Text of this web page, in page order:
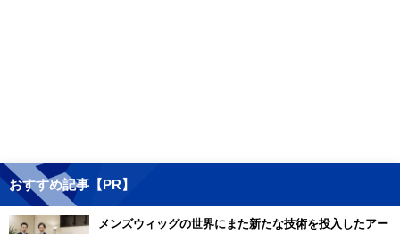
おすすめ記事【PR】
メンズウィッグの世界にまた新たな技術を投入したアー